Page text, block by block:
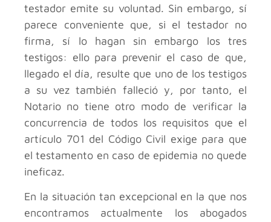
testador emite su voluntad. Sin embargo, sí
parece conveniente que, si el testador no
firma, sí lo hagan sin embargo los tres
testigos: ello para prevenir el caso de que,
llegado el día, resulte que uno de los testigos
a su vez también falleció y, por tanto, el
Notario no tiene otro modo de verificar la
concurrencia de todos los requisitos que el
artículo 701 del Código Civil exige para que
el testamento en caso de epidemia no quede
ineficaz.
En la situación tan excepcional en la que nos
encontramos actualmente los abogados